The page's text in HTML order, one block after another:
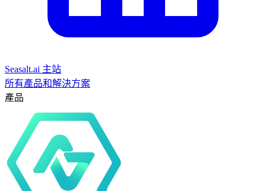
Seasalt.ai 主站
所有產品和解決方案
產品